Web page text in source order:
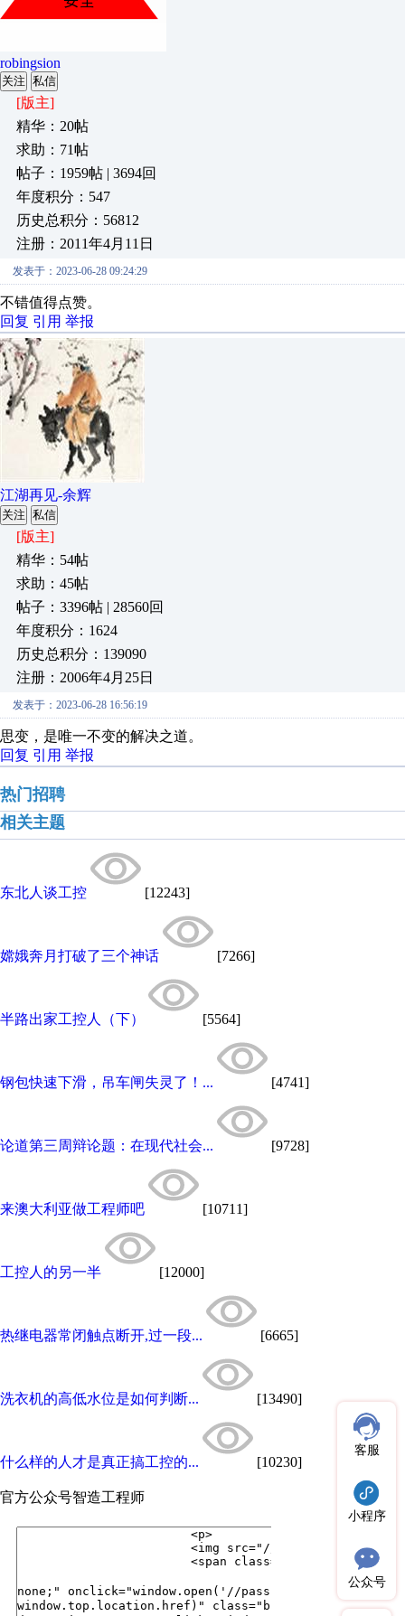
robingsion
关注 私信
[版主]
精华：20帖
求助：71帖
帖子：1959帖 | 3694回
年度积分：547
历史总积分：56812
注册：2011年4月11日
发表于：2023-06-28 09:24:29
不错值得点赞。
回复 引用 举报
江湖再见-余辉
关注 私信
[版主]
精华：54帖
求助：45帖
帖子：3396帖 | 28560回
年度积分：1624
历史总积分：139090
注册：2006年4月25日
发表于：2023-06-28 16:56:19
思变，是唯一不变的解决之道。
回复 引用 举报
热门招聘
相关主题
东北人谈工控 [12243]
嫦娥奔月打破了三个神话 [7266]
半路出家工控人（下） [5564]
钢包快速下滑，吊车闸失灵了！... [4741]
论道第三周辩论题：在现代社会... [9728]
来澳大利亚做工程师吧 [10711]
工控人的另一半 [12000]
热继电器常闭触点断开,过一段... [6665]
洗衣机的高低水位是如何判断... [13490]
什么样的人才是真正搞工控的... [10230]
官方公众号智造工程师
客服
小程序
公众号